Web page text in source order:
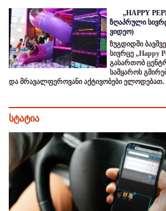
„HAPPY
ზღაპრული
ვიდეო)
ზუგდიდში
სივრცე „Happy
გასართობ
სამყაროს
და მრავალფეროვანი აქტივობები ელოდებათ.
სტატია